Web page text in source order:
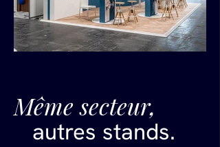
Même secteur,
autres stands.